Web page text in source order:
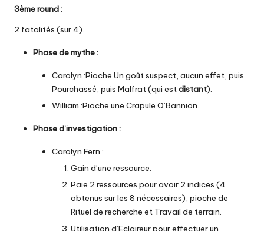
3ème round:
2 fatalités (sur 4).
Phase de mythe:
Carolyn :Pioche Un goût suspect, aucun effet, puis
Pourchassé, puis Malfrat (qui estdistant).
William :Pioche une Crapule O’Bannion.
Phase d’investigation :
Carolyn Fern :
Gain d’une ressource.
Paie 2 ressources pour avoir 2 indices (4
obtenus sur les 8 nécessaires), pioche de
Rituel de recherche et Travail de terrain.
Utilisation d’Eclaireur pour effectuer un